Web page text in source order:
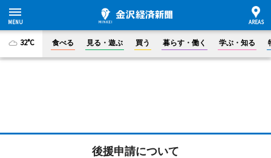
32°C 食べる 見る・遊ぶ 買う 暮らす・働く 学ぶ・知る
後援申請について